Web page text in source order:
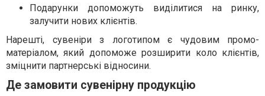
Подарунки допоможуть виділитися на ринку,
залучити нових клієнтів.
Нарешті, сувеніри з логотипом є чудовим промо-
матеріалом, який допоможе розширити коло клієнтів,
зміцнити партнерські відносини.
Де замовити сувенірну продукцію